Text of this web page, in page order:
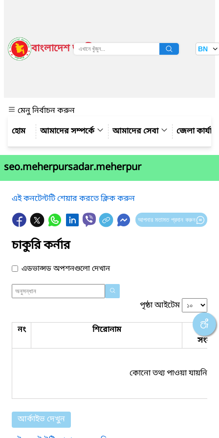
বাংলাদেশ জাতীয় তথ্য বাতায়ন BN
মেনু নির্বাচন করুন
আমাদের সম্পর্কে
আমাদের সেবা জেলা
seo.meherpursadar.meherpur
এই কনটেন্টটি শেয়ার করতে ক্লিক করুন
আপনার মতামত প্রদান করুন
চাকুরি কর্নার
এডভান্সড অপশনগুলো দেখান
পৃষ্ঠা আইটেম
নং শিরোনাম
কোনো তথ্য পাওয়া যায়নি।
আর্কাইভ দেখুন